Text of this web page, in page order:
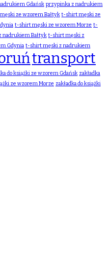
Gdańsk przypinka z nadrukiem
ze wzorem Bałtyk t-shirt męski ze
t-shirt męski ze wzorem Morze t-
Bałtyk t-shirt męski z
Gdynia t-shirt męski z nadrukiem
transport
do książki ze wzorem Gdańsk zakładka
ze wzorem Morze zakładka do książki